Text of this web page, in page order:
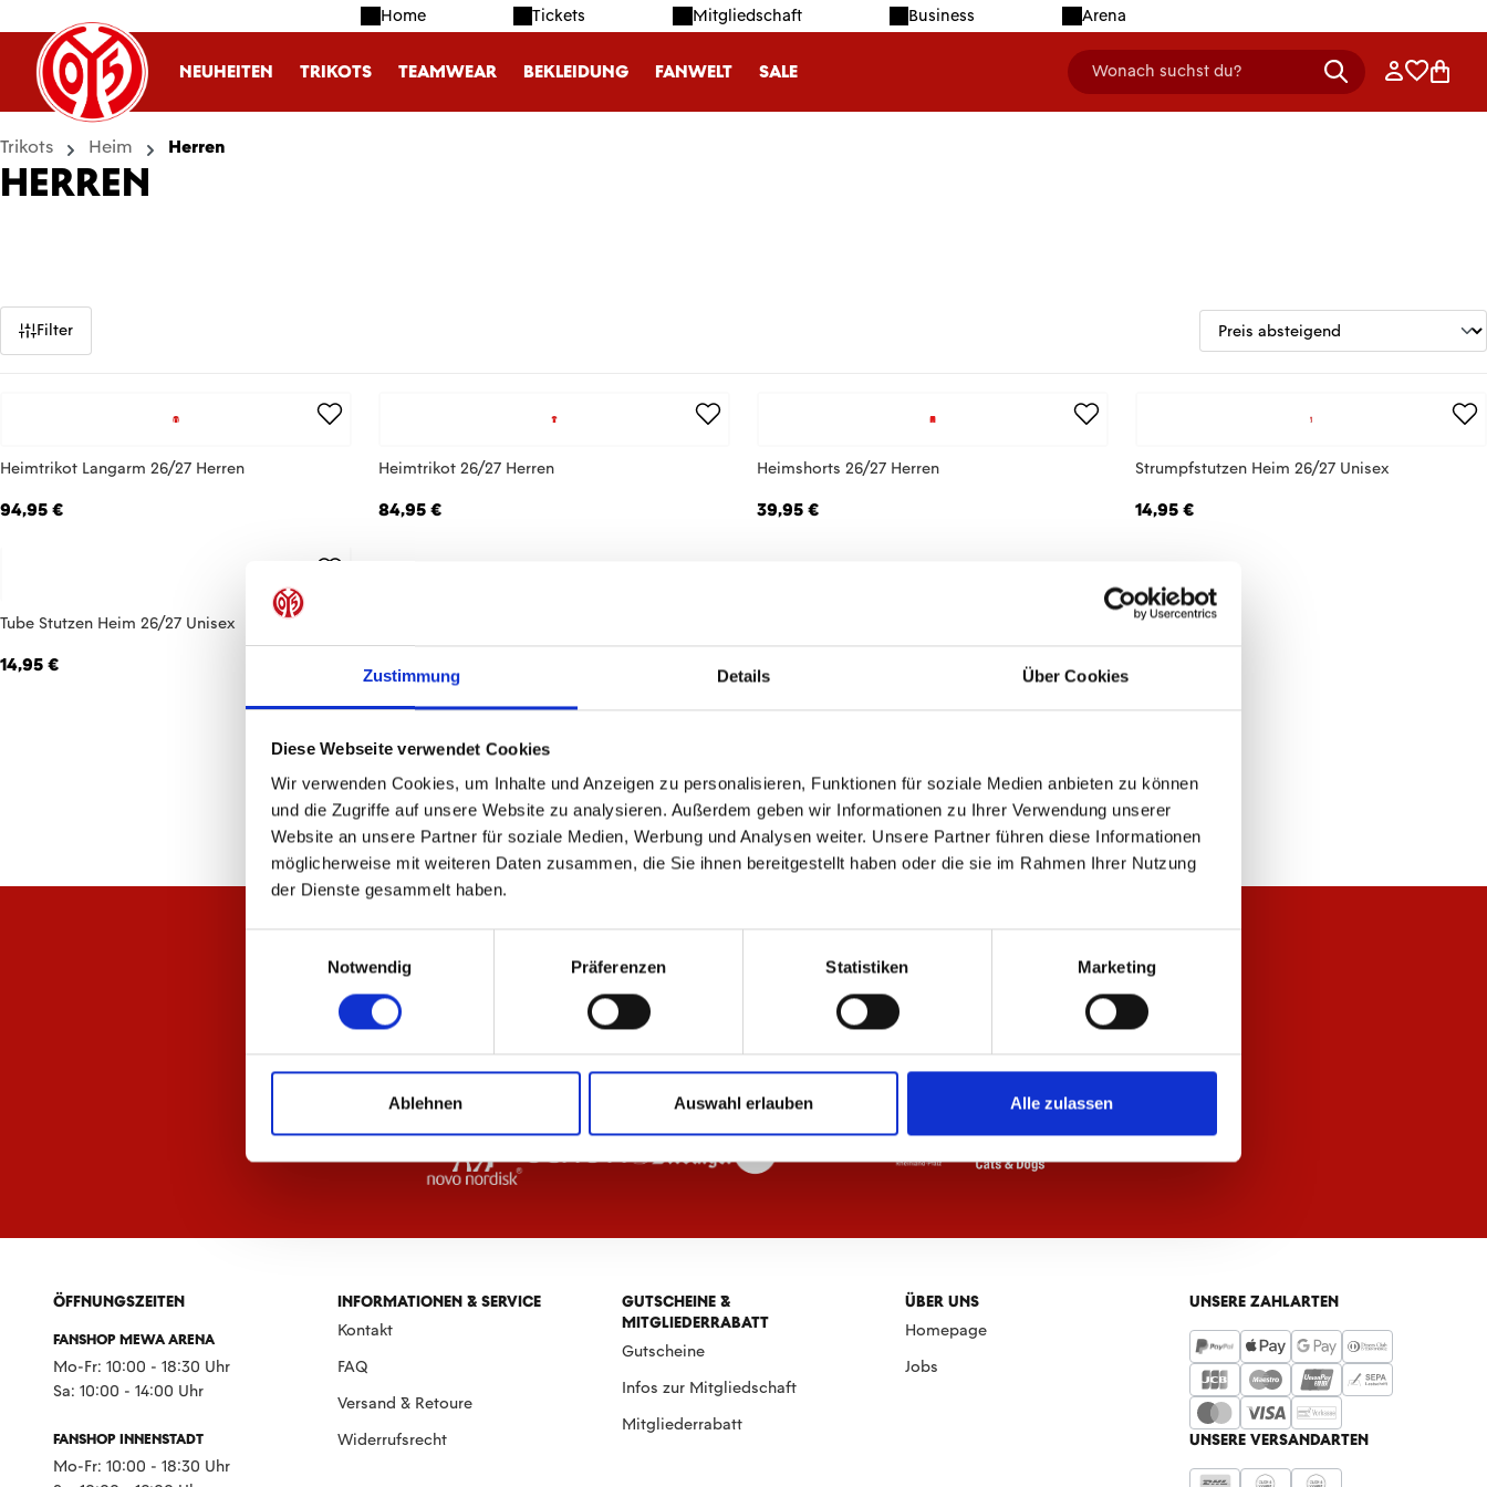
Zustimmung Details Über Cookies
Diese Webseite verwendet Cookies
Wir verwenden Cookies, um Inhalte und Anzeigen zu personalisieren, Funktionen für soziale Medien anbieten zu können
und die Zugriffe auf unsere Website zu analysieren. Außerdem geben wir Informationen zu Ihrer Verwendung unserer
Website an unsere Partner für soziale Medien, Werbung und Analysen weiter. Unsere Partner führen diese Informationen
möglicherweise mit weiteren Daten zusammen, die Sie ihnen bereitgestellt haben oder die sie im Rahmen Ihrer Nutzung
der Dienste gesammelt haben.
Notwendig
Präferenzen Statistiken Marketing
Ablehnen Auswahl erlauben Alle zulassen
Hauptinhalt springen
Zur Suche springen
Zur Hauptnavigation springen Home Tickets Mitgliedschaft Business Arena
NEUHEITEN TRIKOTS TEAMWEAR BEKLEIDUNG FANWELT SALE Wonach suchst du?
header.searchDescription Anmelden
Trikots Heim Herren
HERREN
Filter
Heimtrikot Langarm 26/27 Herren
94,95 €
Heimtrikot 26/27 Herren
84,95 €
Heimshorts 26/27 Herren
39,95 €
Strumpfstutzen Heim 26/27 Unisex
14,95 €
Tube Stutzen Heim 26/27 Unisex
14,95 €
ÖFFNUNGSZEITEN
FANSHOP MEWA ARENA
Mo-Fr: 10:00 - 18:30 Uhr
Sa: 10:00 - 14:00 Uhr
FANSHOP INNENSTADT
Mo-Fr: 10:00 - 18:30 Uhr
INFORMATIONEN & SERVICE
Kontakt
FAQ
Versand & Retoure
Widerrufsrecht
GUTSCHEINE &
MITGLIEDERRABATT
Gutscheine
Infos zur Mitgliedschaft
Mitgliederrabatt
ÜBER UNS
Homepage
Jobs
UNSERE ZAHLARTEN
UNSERE VERSANDARTEN